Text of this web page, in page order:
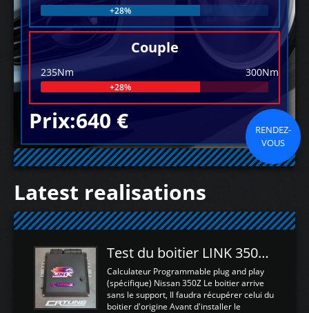
+28%
Couple
235Nm 300Nm
+28%
Prix:640 €
RENDEZ-
VOUS
Latest realisations
Test du boitier LINK 350Z Plugin ECU
Calculateur Programmable plug and play
(spécifique) Nissan 350Z Le boitier arrive
sans le support, Il faudra récupérer celui du
boitier d'origine Avant d'installer le